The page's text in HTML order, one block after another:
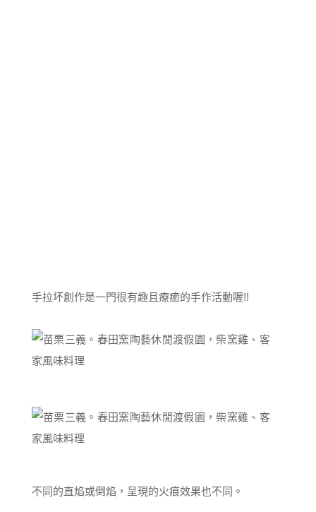
手拉坏創作是一門很有趣且療癒的手作活動喔!!
不同的直焰或倒焰，呈現的火痕效果也不同。